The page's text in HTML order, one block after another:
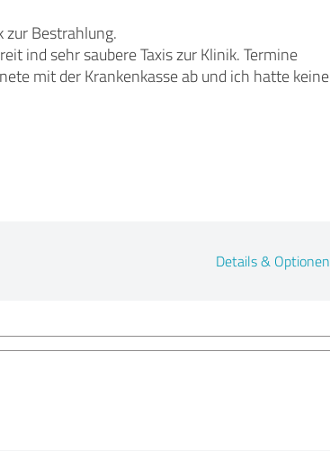
zur Bestrahlung.
ind sehr saubere Taxis zur Klinik. Termine
mit der Krankenkasse ab und ich hatte keine
Details & Optionen